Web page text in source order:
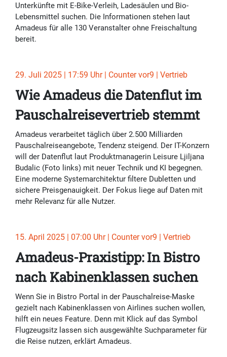
Unterkünfte mit E-Bike-Verleih, Ladesäulen und Bio-
Lebensmittel suchen. Die Informationen stehen laut
Amadeus für alle 130 Veranstalter ohne Freischaltung
bereit.
29. Juli 2025 | 17:59 Uhr | Counter vor9 | Vertrieb
Wie Amadeus die Datenflut im
Pauschalreisevertrieb stemmt
Amadeus verarbeitet täglich über 2.500 Milliarden
Pauschalreiseangebote, Tendenz steigend. Der IT-Konzern
will der Datenflut laut Produktmanagerin Leisure Ljiljana
Budalic (Foto links) mit neuer Technik und KI begegnen.
Eine moderne Systemarchitektur filtere Dubletten und
sichere Preisgenauigkeit. Der Fokus liege auf Daten mit
mehr Relevanz für alle Nutzer.
15. April 2025 | 07:00 Uhr | Counter vor9 | Vertrieb
Amadeus-Praxistipp: In Bistro
nach Kabinenklassen suchen
Wenn Sie in Bistro Portal in der Pauschalreise-Maske
gezielt nach Kabinenklassen von Airlines suchen wollen,
hilft ein neues Feature. Denn mit Klick auf das Symbol
Flugzeugsitz lassen sich ausgewählte Suchparameter für
die Reise nutzen, erklärt Amadeus.